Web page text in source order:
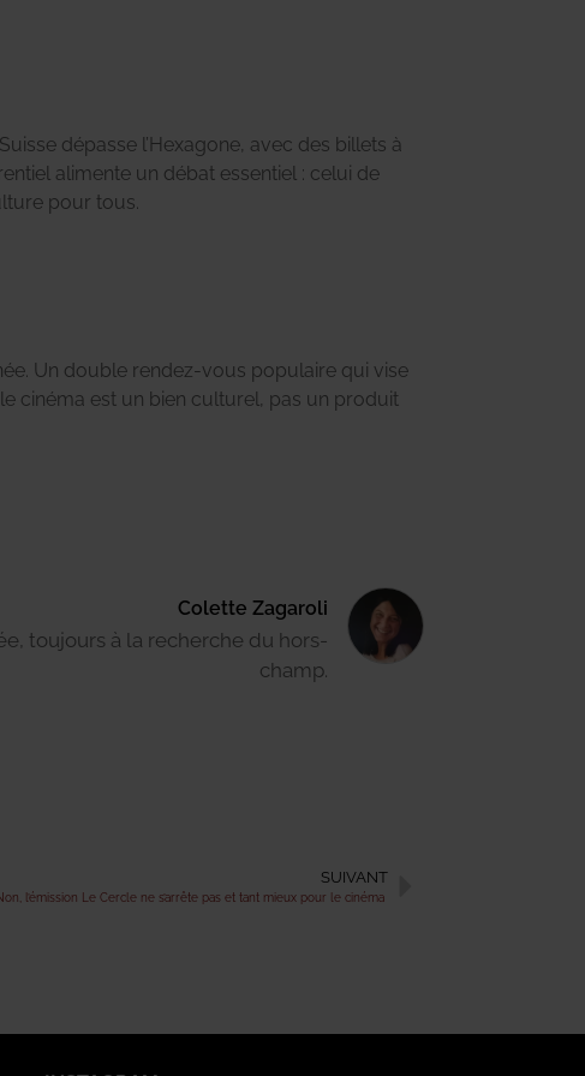
pour tous.
Colette Zagaroli
toujours à la recherche du hors-
champ.
SUIVANT
l’émission Le Cercle ne s’arrête pas et tant mieux pour le cinéma